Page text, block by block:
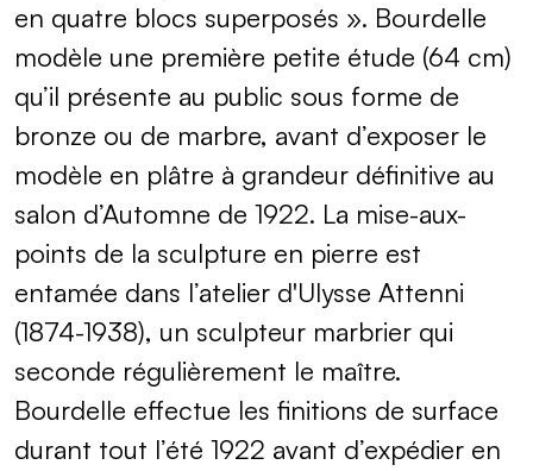
en quatre blocs superposés ». Bourdelle
modèle une première petite étude (64 cm)
qu’il présente au public sous forme de
bronze ou de marbre, avant d’exposer le
modèle en plâtre à grandeur définitive au
salon d’Automne de 1922. La mise-aux-
points de la sculpture en pierre est
entamée dans l’atelier d'Ulysse Attenni
(1874-1938), un sculpteur marbrier qui
seconde régulièrement le maître.
Bourdelle effectue les finitions de surface
durant tout l’été 1922 avant d’expédier en